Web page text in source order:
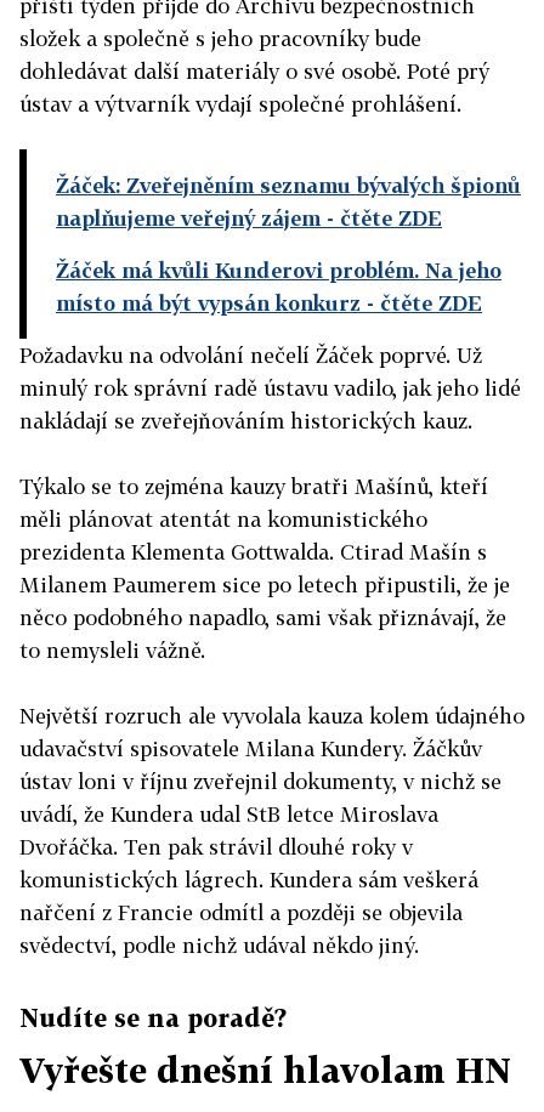
Věra Krincvajová, dokumentaristka; Zdeněk Lukeš,
architekt; Filip Pospíšil, novinář; Krištof Rímský,
herec; Petr Schwarz, publicista.
příští týden přijde do Archivu bezpečnostních
složek a společně s jeho pracovníky bude
dohledávat další materiály o své osobě. Poté prý
ústav a výtvarník vydají společné prohlášení.
Žáček: Zveřejněním seznamu bývalých špionů
naplňujeme veřejný zájem - čtěte ZDE
Žáček má kvůli Kunderovi problém. Na jeho
místo má být vypsán konkurz - čtěte ZDE
Požadavku na odvolání nečelí Žáček poprvé. Už
minulý rok správní radě ústavu vadilo, jak jeho lidé
nakládají se zveřejňováním historických kauz.
Týkalo se to zejména kauzy bratři Mašínů, kteří
měli plánovat atentát na komunistického
prezidenta Klementa Gottwalda. Ctirad Mašín s
Milanem Paumerem sice po letech připustili, že je
něco podobného napadlo, sami však přiznávají, že
to nemysleli vážně.
Největší rozruch ale vyvolala kauza kolem údajného
udavačství spisovatele Milana Kundery. Žáčkův
ústav loni v říjnu zveřejnil dokumenty, v nichž se
uvádí, že Kundera udal StB letce Miroslava
Dvořáčka. Ten pak strávil dlouhé roky v
komunistických lágrech. Kundera sám veškerá
nařčení z Francie odmítl a později se objevila
svědectví, podle nichž udával někdo jiný.
Nudíte se na poradě?
Vyřešte dnešní hlavolam HN